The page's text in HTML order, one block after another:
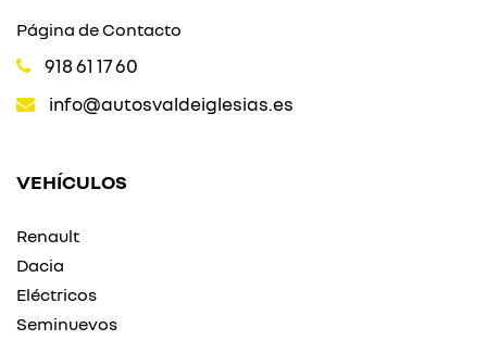
Página de Contacto
918 61 17 60
info@autosvaldeiglesias.es
VEHÍCULOS
Renault
Dacia
Eléctricos
Seminuevos